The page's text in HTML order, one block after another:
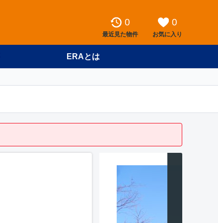
0
最近見た物件
0
お気に入り
ERAとは